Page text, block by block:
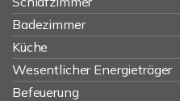
Badezimmer
Küche
Wesentlicher Energieträger
Befeuerung